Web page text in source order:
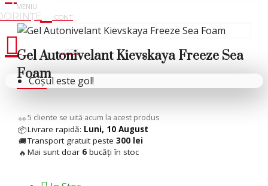
Cosul tau
Coșul este gol!
Gel Autonivelant Kievskaya Freeze Sea
Foam
👀5 cliente se uită acum la acest produs
📦Livrare rapidă: Luni, 10 August
🚚Transport gratuit peste 300 lei
🔥 Mai sunt doar 6 bucăți în stoc